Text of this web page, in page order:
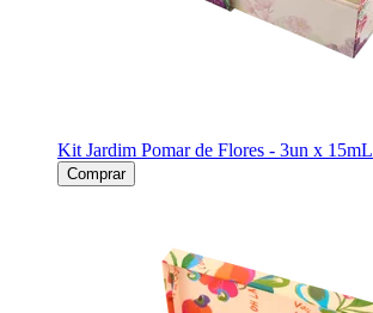
Kit Jardim Pomar de Flores - 3un x 15mL
Comprar